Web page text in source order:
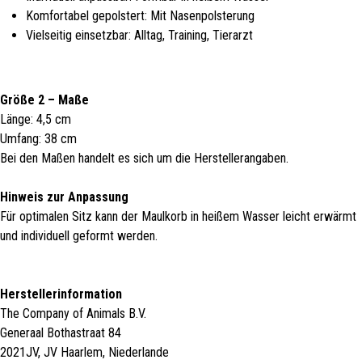
Komfortabel gepolstert: Mit Nasenpolsterung
Vielseitig einsetzbar: Alltag, Training, Tierarzt
Größe 2 – Maße
Länge: 4,5 cm
Umfang: 38 cm
Bei den Maßen handelt es sich um die Herstellerangaben.
Hinweis zur Anpassung
Für optimalen Sitz kann der Maulkorb in heißem Wasser leicht erwärmt
und individuell geformt werden.
Herstellerinformation
The Company of Animals B.V.
Generaal Bothastraat 84
2021JV, JV Haarlem, Niederlande